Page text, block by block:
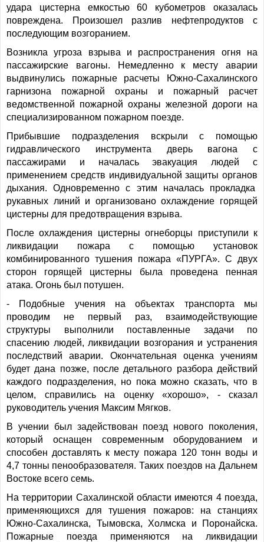
удара цистерна емкостью 60 кубометров оказалась
повреждена. Произошел разлив нефтепродуктов с
последующим возгоранием.
Возникла угроза взрыва и распространения огня на
пассажирские вагоны. Немедленно к месту аварии
выдвинулись пожарные расчеты Южно-Сахалинского
гарнизона пожарной охраны и пожарный расчет
ведомственной пожарной охраны железной дороги на
специализированном пожарном поезде.
Прибывшие подразделения вскрыли с помощью
гидравлического инструмента дверь вагона с
пассажирами и началась эвакуация людей с
применением средств индивидуальной защиты органов
дыхания. Одновременно с этим началась прокладка
рукавных линий и организовано охлаждение горящей
цистерны для предотвращения взрыва.
После охлаждения цистерны огнеборцы приступили к
ликвидации пожара с помощью установок
комбинированного тушения пожара «ПУРГА». С двух
сторон горящей цистерны была проведена пенная
атака. Огонь был потушен.
- Подобные учения на объектах транспорта мы
проводим не первый раз, взаимодействующие
структуры выполнили поставленные задачи по
спасению людей, ликвидации возгорания и устранения
последствий аварии. Окончательная оценка учениям
будет дана позже, после детального разбора действий
каждого подразделения, но пока можно сказать, что в
целом, справились на оценку «хорошо», - сказал
руководитель учения Максим Мягков.
В учении был задействован поезд нового поколения,
который оснащен современным оборудованием и
способен доставлять к месту пожара 120 тонн воды и
4,7 тонны пенообразователя. Таких поездов на Дальнем
Востоке всего семь.
На территории Сахалинской области имеются 4 поезда,
применяющихся для тушения пожаров: на станциях
Южно-Сахалинска, Тымовска, Холмска и Поронайска.
Пожарные поезда применяются на ликвидации